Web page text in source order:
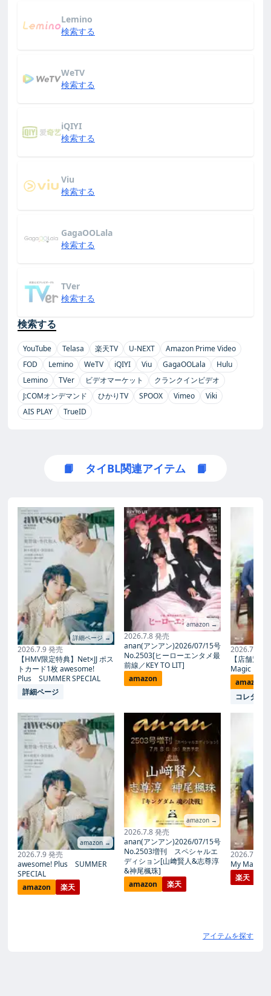
Lemino
検索する
WeTV
検索する
iQIYI
検索する
Viu
検索する
GagaOOLala
検索する
TVer
検索する
検索する
YouTube Telasa 楽天TV U-NEXT
Amazon Prime Video
FOD
Lemino WeTV iQIYI Viu GagaOOLala
Hulu
Lemino
TVer ビデオマーケット
クランクインビデオ
J:COMオンデマンド
ひかりTV SPOOX Vimeo
Viki
AIS PLAY
TrueID
📙 タイBL関連アイテム 📙
詳細ページ →
2026.7.9 発売
【HMV限定特典】Net×JJ ポス
トカード1枚 awesome!
Plus SUMMER SPECIAL
詳細ページ
amazon →
2026.7.9 発売
awesome! Plus SUMMER
SPECIAL
amazon
楽天
amazon →
2026.7.8 発売
anan(アンアン)2026/07/15号
No.2503[ヒーローエンタメ最
前線／KEY TO LIT]
amazon
amazon →
2026.7.8 発売
anan(アンアン)2026/07/15号
No.2503増刊 スペシャルエ
ディション[山﨑賢人&志尊淳
&神尾楓珠]
amazon
楽天
2026.7.27
【店舗別
Magic
amazon
コレタメ
2026.7.27
My Magic
楽天
アイテムを探す